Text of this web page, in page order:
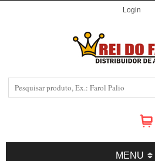
Login
MENU